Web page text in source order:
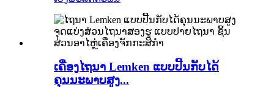
ເຄື່ອງໄຖນາ Lemken ແບບປີ້ນກັບໄດ້
ຄຸນນະພາບສູງ...